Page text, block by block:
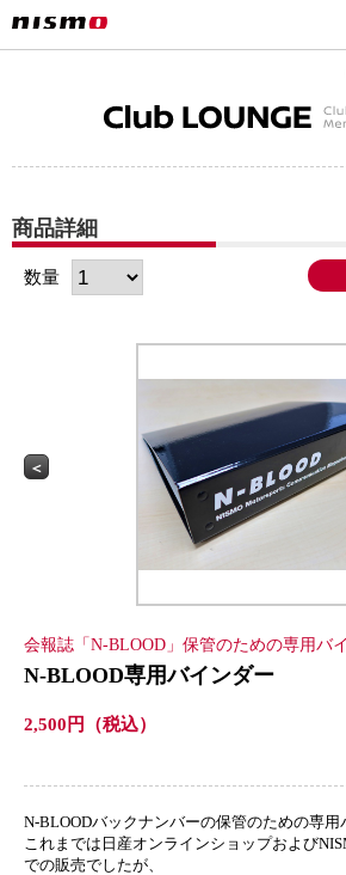
商品詳細
数量
会報誌「N-BLOOD」保管のための専用バ
N-BLOOD専用バインダー
2,500円（税込）
N-BLOODバックナンバーの保管のための専用
これまでは日産オンラインショップおよび
での販売でしたが、